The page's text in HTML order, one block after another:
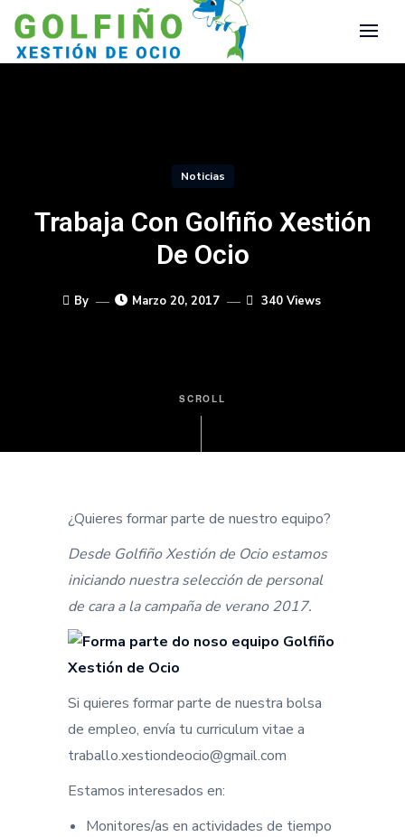
Noticias
Trabaja Con Golfiño Xestión
De Ocio
By Marzo 20, 2017 340 Views
SCROLL
¿Quieres formar parte de nuestro equipo?
Desde Golfiño Xestión de Ocio estamos
iniciando nuestra selección de personal
de cara a la campaña de verano 2017.
Si quieres formar parte de nuestra bolsa
de empleo, envía tu curriculum vitae a
traballo.xestiondeocio@gmail.com
Estamos interesados en:
Monitores/as en actividades de tiempo